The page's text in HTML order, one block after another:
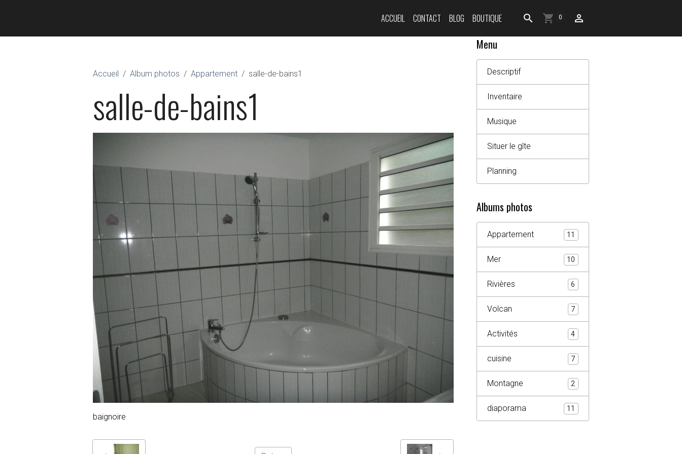
ACCUEIL CONTACT BLOG BOUTIQUE 0
Accueil Album photos Appartement salle-de-bains1
salle-de-bains1
baignoire
Menu
Descriptif
Inventaire
Musique
Situer le gîte
Planning
Albums photos
Appartement 11
Mer 10
Rivières 6
Volcan 7
Activités 4
cuisine 7
Montagne 2
diaporama 11